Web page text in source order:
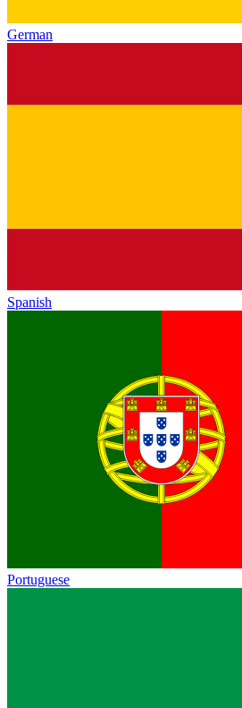
German
Spanish
Portuguese